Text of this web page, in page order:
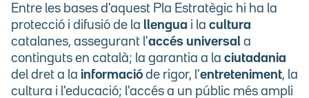
Entre les bases d'aquest Pla Estratègic hi ha la
protecció i difusió de la llengua i la cultura
catalanes, assegurant l'accés universal a
continguts en català; la garantia a la ciutadania
del dret a la informació de rigor, l'entreteniment, la
cultura i l'educació; l'accés a un públic més ampli